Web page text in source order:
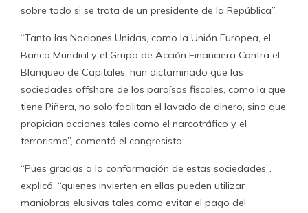
sobre todo si se trata de un presidente de la República”.
“Tanto las Naciones Unidas, como la Unión Europea, el
Banco Mundial y el Grupo de Acción Financiera Contra el
Blanqueo de Capitales, han dictaminado que las
sociedades offshore de los paraísos fiscales, como la que
tiene Piñera, no solo facilitan el lavado de dinero, sino que
propician acciones tales como el narcotráfico y el
terrorismo”, comentó el congresista.
“Pues gracias a la conformación de estas sociedades”,
explicó, “quienes invierten en ellas pueden utilizar
maniobras elusivas tales como evitar el pago del